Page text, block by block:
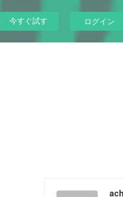
今すぐ試す ログイン